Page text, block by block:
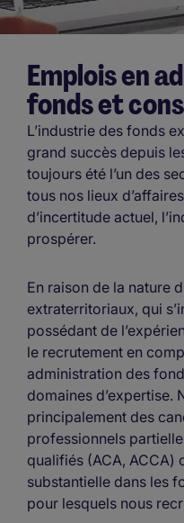
Emplois en
fonds et
L’industrie des fonds
grand succès depuis
toujours été l’un des
tous nos lieux
d’incertitude actuel,
prospérer.
En raison de la nature
extraterritoriaux, qui
possédant de
le recrutement en
administration des
domaines d’expertise.
principalement des
professionnels
qualifiés (ACA, ACCA)
substantielle dans les
pour lesquels nous